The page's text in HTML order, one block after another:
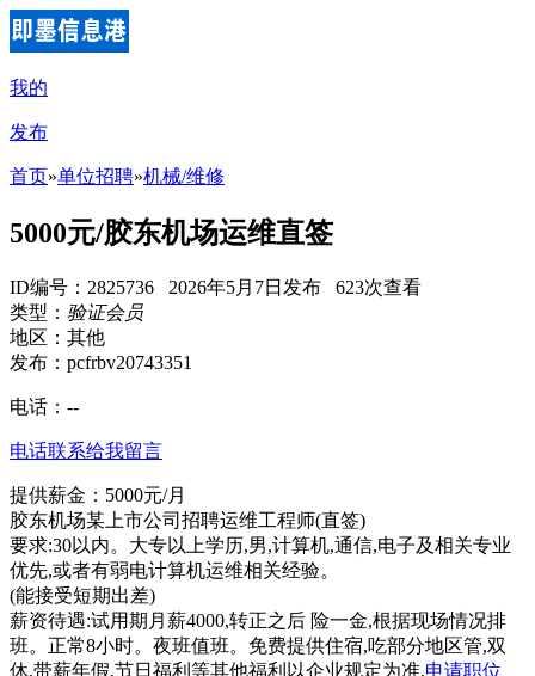
我的
发布
首页»单位招聘»机械/维修
5000元/胶东机场运维直签
ID编号：2825736 2026年5月7日发布 623次查看
类型： 验证会员
地区：其他
发布：pcfrbv20743351
电话： --
电话联系给我留言
提供薪金：5000元/月
胶东机场某上市公司招聘运维工程师(直签)
要求:30以内。大专以上学历,男,计算机,通信,电子及相关专业
优先,或者有弱电计算机运维相关经验。
(能接受短期出差)
薪资待遇:试用期月薪4000,转正之后 险一金,根据现场情况排
班。正常8小时。夜班值班。免费提供住宿,吃部分地区管,双
休,带薪年假,节日福利等其他福利以企业规定为准,申请职位